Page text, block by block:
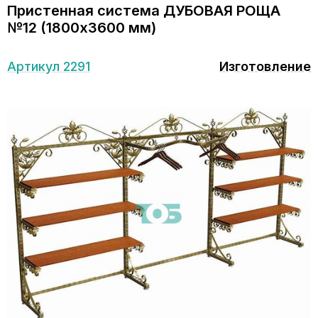
Пристенная система ДУБОВАЯ РОЩА
№12 (1800х3600 мм)
Артикул 2291 Изготовление